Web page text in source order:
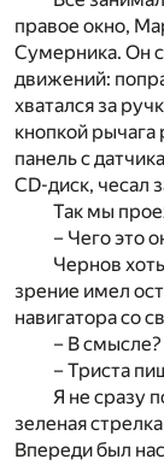
правое окно,
Сумерника. Он
движений:
хватался за
кнопкой
панель с
CD-диск, чесал
Так мы
– Чего это
Чернов
зрение имел
навигатора со
– В
– Триста
Я не сразу
зеленая
Впереди был